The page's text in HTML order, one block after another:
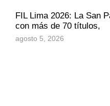
FIL Lima 2026: La San
con más de 70 títulos,
agosto 5, 2026